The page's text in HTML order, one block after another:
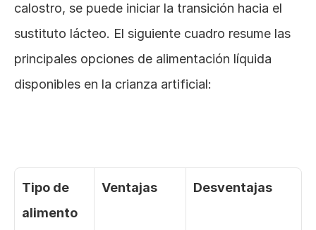
calostro, se puede iniciar la transición hacia el
sustituto lácteo. El siguiente cuadro resume las
principales opciones de alimentación líquida
disponibles en la crianza artificial:
Tipo de
alimento
Ventajas Desventajas